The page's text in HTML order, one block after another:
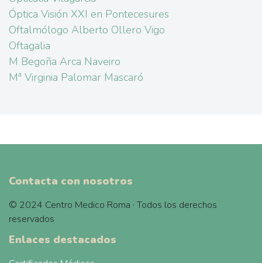
Óptica Visión XXI en Pontecesures
Oftalmólogo Alberto Ollero Vigo
Oftagalia
M Begoña Arca Naveiro
Mª Virginia Palomar Mascaró
Contacta con nosotros
© 2024 Centro Medico Roma · Todos los derechos
reservados
Enlaces destacados